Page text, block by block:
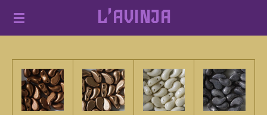
Ga
hoofdinhoud
L'AVINJA